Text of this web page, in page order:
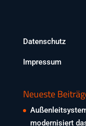
Datenschutz
Impressum
Neueste
modernisiert